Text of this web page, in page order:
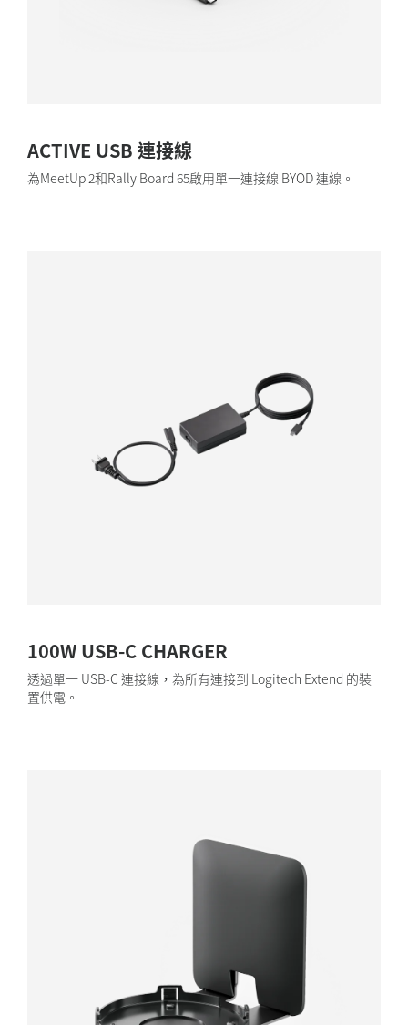
ACTIVE USB 連接線
為MeetUp 2和Rally Board 65啟用單一連接線 BYOD 連線。
100W USB-C CHARGER
透過單一 USB-C 連接線，為所有連接到 Logitech Extend 的裝
置供電。